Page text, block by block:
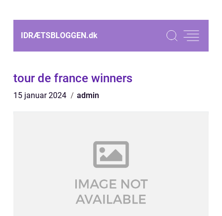
IDRÆTSBLOGGEN.dk
tour de france winners
15 januar 2024 admin